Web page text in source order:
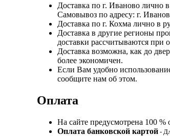
Доставка по г. Иваново лично в
Самовывоз по адресу: г.
Доставка по г. Кохма лично в
Доставка в другие регионы
доставки рассчитываются при
Доставка возможна, как до
более экономичен.
Если Вам удобно
сообщите нам об этом.
Оплата
На сайте предусмотрена 100 %
Оплата банковской картой -